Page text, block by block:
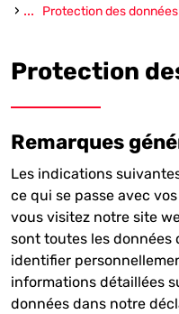
› ... Protection des données
Protection
Remarques
Les indications
ce qui se passe avec
vous visitez notre site
sont toutes les
identifier
informations détaillées
données dans notre